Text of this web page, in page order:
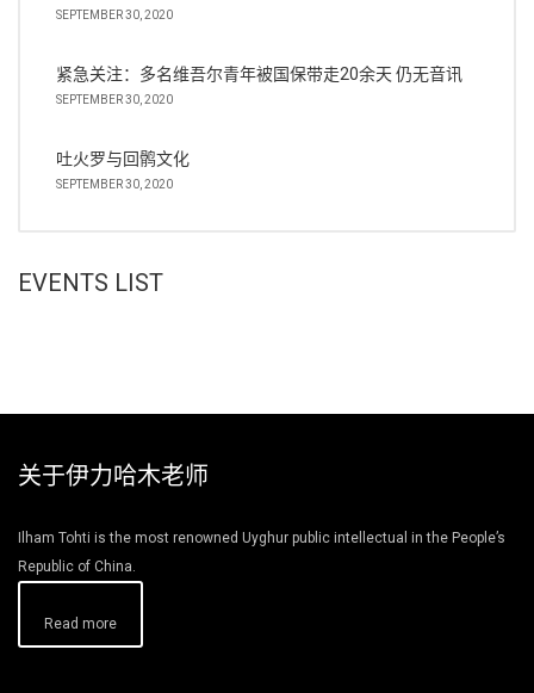
SEPTEMBER 30, 2020
紧急关注：多名维吾尔青年被国保带走20余天 仍无音讯
SEPTEMBER 30, 2020
吐火罗与回鹘文化
SEPTEMBER 30, 2020
EVENTS LIST
关于伊力哈木老师
Ilham Tohti is the most renowned Uyghur public intellectual in the People’s
Republic of China.
Read more